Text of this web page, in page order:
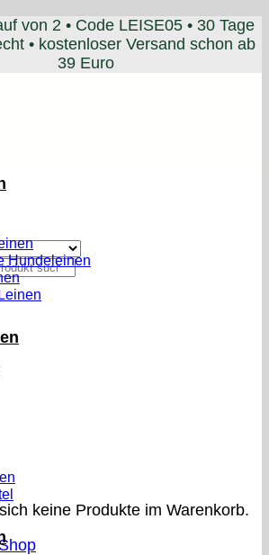
von 2 • Code LEISE05 • 30 Tage
• kostenloser Versand schon ab
39 Euro
keine Produkte im Warenkorb.
Hundeleinen